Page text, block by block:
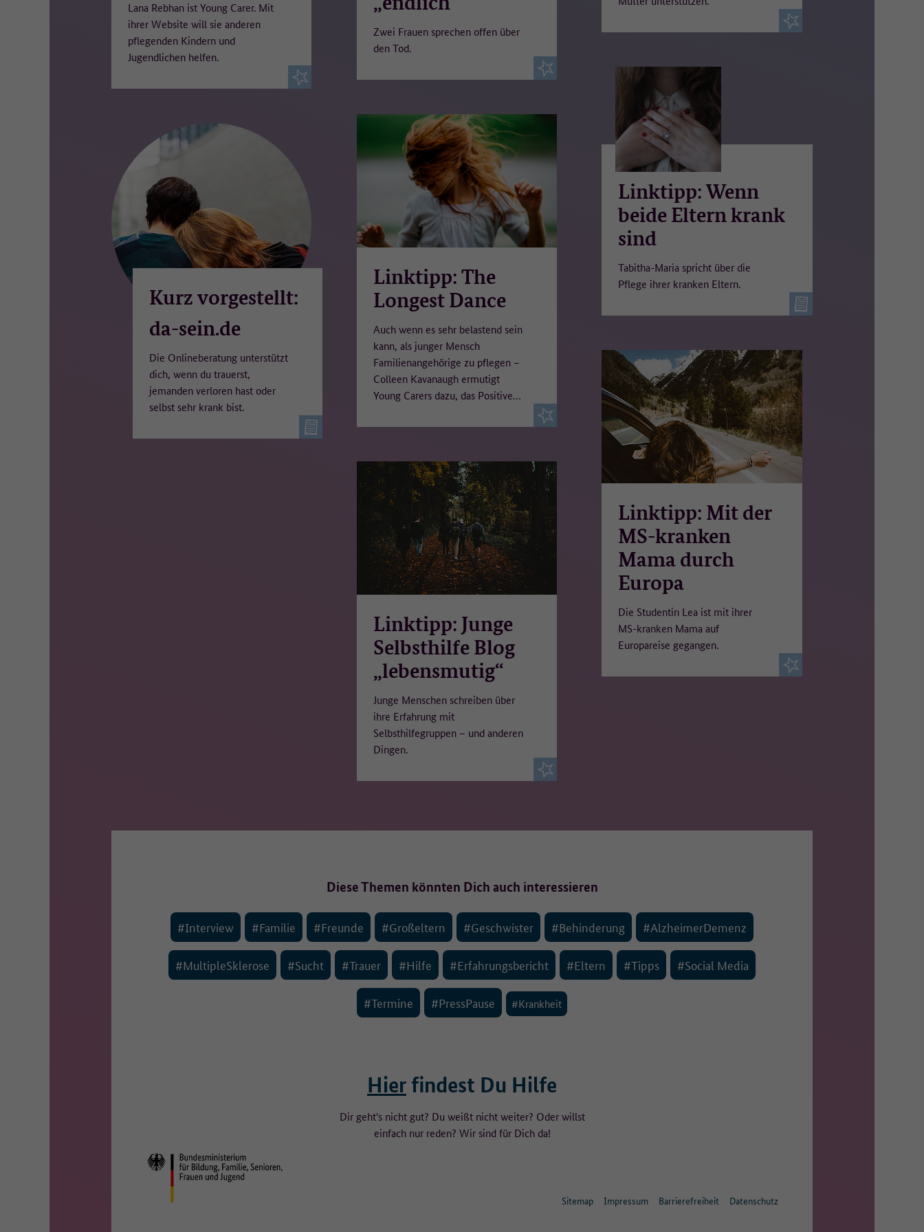
Lana Rebhan ist Young Carer. Mit
ihrer Website will sie anderen
pflegenden Kindern und
Jugendlichen helfen.
Kurz vorgestellt:
da-sein.de
Die Onlineberatung unterstützt
dich, wenn du trauerst,
jemanden verloren hast oder
selbst sehr krank bist.
Zwei Frauen sprechen offen über
den Tod.
Linktipp: The
Longest Dance
Auch wenn es sehr belastend sein
kann, als junger Mensch
Familienangehörige zu pflegen –
Colleen Kavanaugh ermutigt
Young Carers dazu, das Positive…
Linktipp: Junge
Selbsthilfe Blog
„lebensmutig“
Junge Menschen schreiben über
ihre Erfahrung mit
Selbsthilfegruppen – und anderen
Dingen.
Linktipp: Wenn
beide Eltern krank
sind
Tabitha-Maria spricht über die
Pflege ihrer kranken Eltern.
Linktipp: Mit der
MS-kranken
Mama durch
Europa
Die Studentin Lea ist mit ihrer
MS-kranken Mama auf
Europareise gegangen.
Diese Themen könnten Dich auch interessieren
#Interview #Familie #Freunde #Großeltern #Geschwister #Behinderung #AlzheimerDemenz
#MultipleSklerose #Sucht #Trauer #Hilfe #Erfahrungsbericht #Eltern #Tipps #Social Media
#Termine #PressPause #Krankheit
Hier findest Du Hilfe
Dir geht's nicht gut? Du weißt nicht weiter? Oder willst
einfach nur reden? Wir sind für Dich da!
Sitemap Impressum Barrierefreiheit Datenschutz